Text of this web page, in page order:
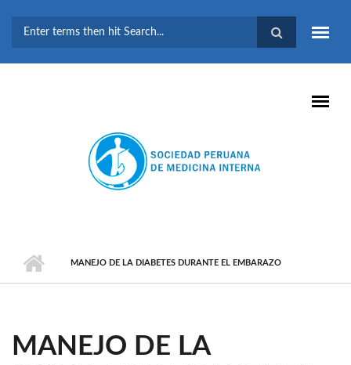
BÚSQUEDA
MANEJO DE LA DIABETES DURANTE EL EMBARAZO
MANEJO DE LA